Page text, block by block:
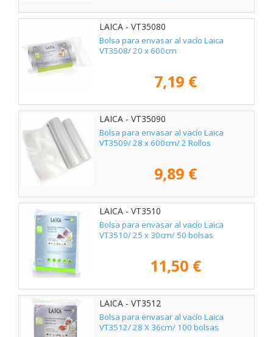
LAICA - VT35080
Bolsa para envasar al vacío Laica
VT3508/ 20 x 600cm
7,19 €
LAICA - VT35090
Bolsa para envasar al vacío Laica
VT3509/ 28 x 600cm/ 2 Rollos
9,89 €
LAICA - VT3510
Bolsa para envasar al vacío Laica
VT3510/ 25 x 30cm/ 50 bolsas
11,50 €
LAICA - VT3512
Bolsa para envasar al vacío Laica
VT3512/ 28 X 36cm/ 100 bolsas